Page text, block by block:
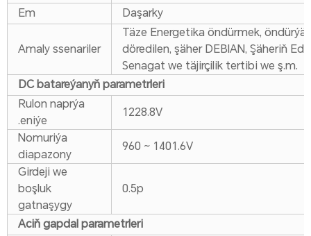
Em
Daşarky
Amaly ssenariler
Täze Energetika öndürmek,
döredilen, şäher DEBIAN, Şäheriň
Senagat we täjirçilik tertibi we ş.m.
DC batareýanyň parametrleri
Rulon naprýa
.eniýe
1228.8V
Nomuriýa
diapazony
960 ~ 1401.6V
Girdeji we
boşluk
gatnaşygy
0.5p
Aciň gapdal parametrleri